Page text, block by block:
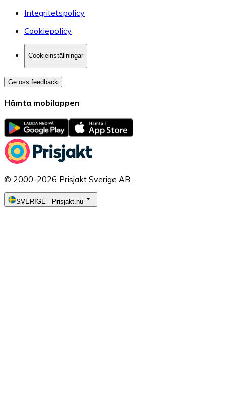
Integritetspolicy
Cookiepolicy
Cookieinställningar
Ge oss feedback
Hämta mobilappen
© 2000-2026 Prisjakt Sverige AB
SVERIGE - Prisjakt.nu